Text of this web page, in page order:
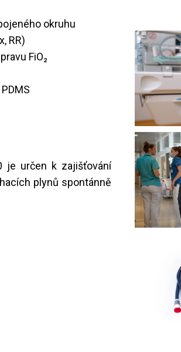
okruhu
RR)
FiO₂
je určen k zajišťování
plynů spontánně